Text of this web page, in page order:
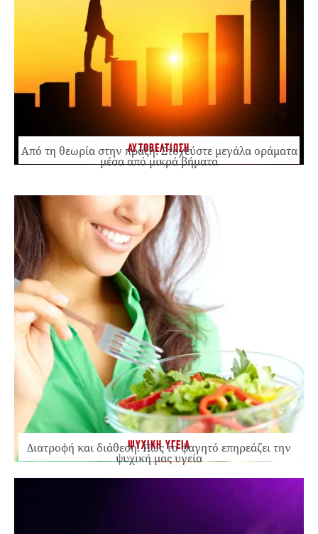
ΑΥΤΟΒΕΛΤΙΩΣΗ
Από τη θεωρία στην πράξη: Στοχεύστε μεγάλα οράματα
μέσα από μικρά βήματα
ΨΥΧΙΚΗ ΥΓΕΙΑ
Διατροφή και διάθεση: Πώς το φαγητό επηρεάζει την
ψυχική μας υγεία